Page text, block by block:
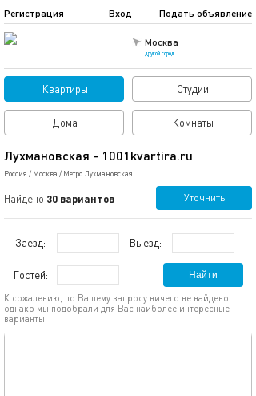
Москва
другой город
Подать объявление
Регистрация Вход
Квартиры Студии
Дома Комнаты
Лухмановская - 1001kvartira.ru
Россия / Москва / Метро Лухмановская
Найдено 30 вариантов Уточнить
Заезд: Выезд:
Гостей: Найти
К сожалению, по Вашему запросу ничего не найдено,
однако мы подобрали для Вас наиболее интересные
варианты: